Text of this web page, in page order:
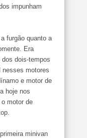
impunham
furgão quanto a
Era
dois-tempos
nesses motores
e motor de
hoje nos
motor de
minivan